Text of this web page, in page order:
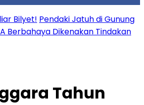
Bilyet! Pendaki Jatuh di Gunung
Berbahaya Dikenakan Tindakan
Tahun